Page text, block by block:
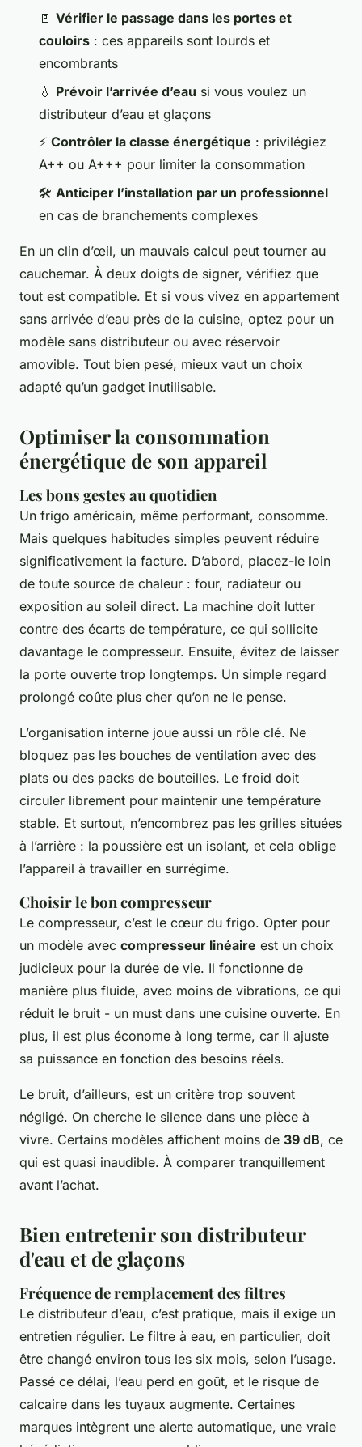
🚪 Vérifier le passage dans les portes et
couloirs : ces appareils sont lourds et
encombrants
💧 Prévoir l’arrivée d’eau si vous voulez un
distributeur d’eau et glaçons
⚡ Contrôler la classe énergétique : privilégiez
A++ ou A+++ pour limiter la consommation
🛠️ Anticiper l’installation par un professionnel
en cas de branchements complexes
En un clin d’œil, un mauvais calcul peut tourner au
cauchemar. À deux doigts de signer, vérifiez que
tout est compatible. Et si vous vivez en appartement
sans arrivée d’eau près de la cuisine, optez pour un
modèle sans distributeur ou avec réservoir
amovible. Tout bien pesé, mieux vaut un choix
adapté qu’un gadget inutilisable.
Optimiser la consommation
énergétique de son appareil
Les bons gestes au quotidien
Un frigo américain, même performant, consomme.
Mais quelques habitudes simples peuvent réduire
significativement la facture. D’abord, placez-le loin
de toute source de chaleur : four, radiateur ou
exposition au soleil direct. La machine doit lutter
contre des écarts de température, ce qui sollicite
davantage le compresseur. Ensuite, évitez de laisser
la porte ouverte trop longtemps. Un simple regard
prolongé coûte plus cher qu’on ne le pense.
L’organisation interne joue aussi un rôle clé. Ne
bloquez pas les bouches de ventilation avec des
plats ou des packs de bouteilles. Le froid doit
circuler librement pour maintenir une température
stable. Et surtout, n’encombrez pas les grilles situées
à l’arrière : la poussière est un isolant, et cela oblige
l’appareil à travailler en surrégime.
Choisir le bon compresseur
Le compresseur, c’est le cœur du frigo. Opter pour
un modèle avec compresseur linéaire est un choix
judicieux pour la durée de vie. Il fonctionne de
manière plus fluide, avec moins de vibrations, ce qui
réduit le bruit - un must dans une cuisine ouverte. En
plus, il est plus économe à long terme, car il ajuste
sa puissance en fonction des besoins réels.
Le bruit, d’ailleurs, est un critère trop souvent
négligé. On cherche le silence dans une pièce à
vivre. Certains modèles affichent moins de 39 dB, ce
qui est quasi inaudible. À comparer tranquillement
avant l’achat.
Bien entretenir son distributeur
d'eau et de glaçons
Fréquence de remplacement des filtres
Le distributeur d’eau, c’est pratique, mais il exige un
entretien régulier. Le filtre à eau, en particulier, doit
être changé environ tous les six mois, selon l’usage.
Passé ce délai, l’eau perd en goût, et le risque de
calcaire dans les tuyaux augmente. Certaines
marques intègrent une alerte automatique, une vraie